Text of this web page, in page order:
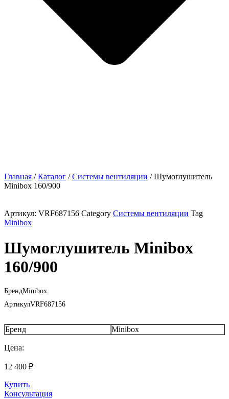
Главная /Каталог /Системы вентиляции / Шумоглушитель
Minibox 160/900
Артикул: VRF687156 Category Системы вентиляции Tag
Minibox
Шумоглушитель Minibox
160/900
БрендMinibox
АртикулVRF687156
Бренд Minibox
Цена:
12 400 ₽
Купить
Консультация